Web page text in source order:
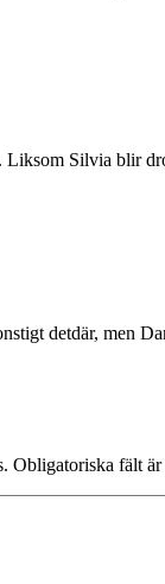
Liksom Silvia blir
detdär, men
Obligatoriska fält är